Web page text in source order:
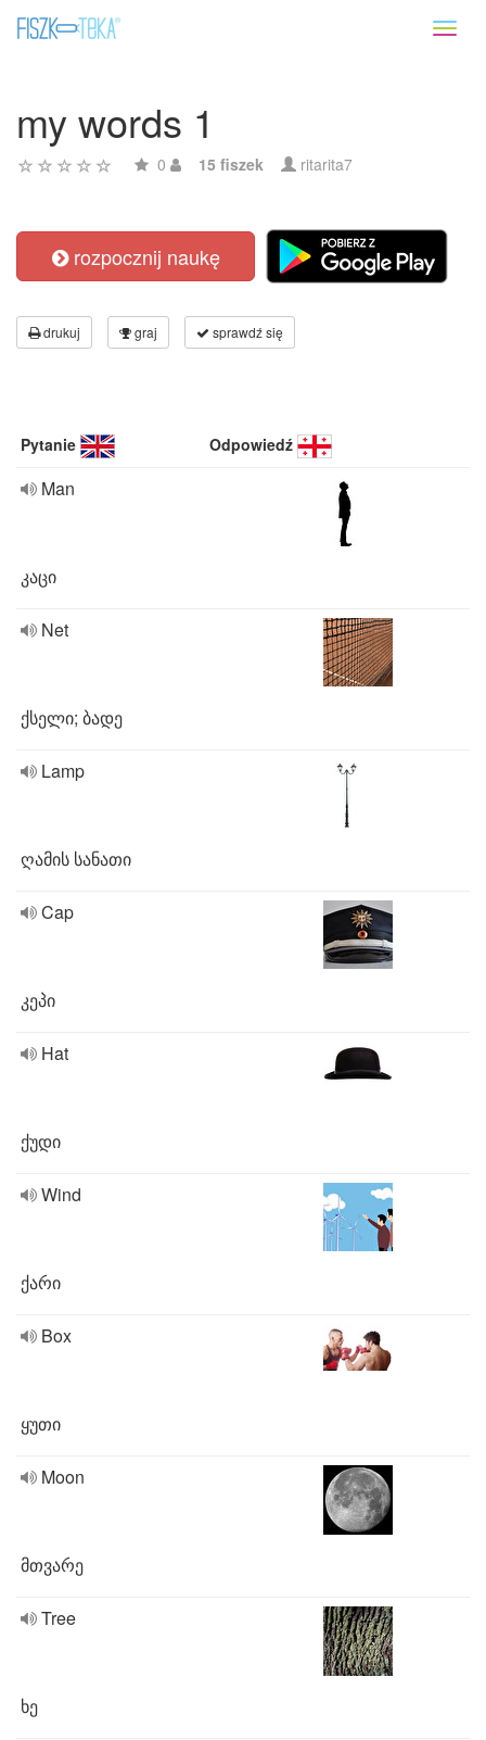
my words 1
0 15 fiszek ritarita7
rozpocznij naukę
drukuj graj sprawdź się
Pytanie Odpowiedź
Man
კაცი
Net
ქსელი; ბადე
Lamp
ღამის სანათი
Cap
კეპი
Hat
ქუდი
Wind
ქარი
Box
ყუთი
Moon
მთვარე
Tree
ხე